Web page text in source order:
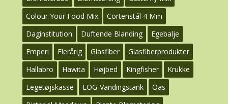
Colour Your Food Mix
Cortenstål 4 Mm
Daginstitution
Duftende Blanding
Egebalje
Emperi
Flerårig Glasfiber
Glasfiberprodukter
Hallabro
Hawita Højbed Kingfisher
Krukke
Legetøjskasse
LOG-Vandingstank
Oas